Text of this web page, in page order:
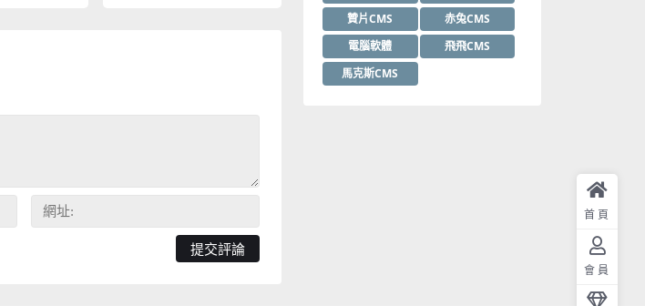
贊片CMS
赤兔CMS
電腦軟體
飛飛CMS
馬克斯CMS
首頁
會員